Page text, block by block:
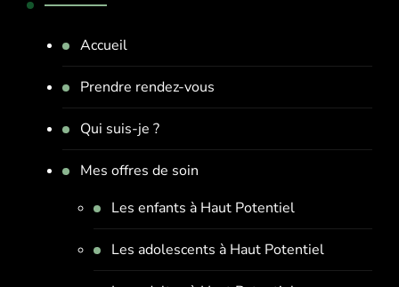
Accueil
Prendre rendez-vous
Qui suis-je ?
Mes offres de soin
Les enfants à Haut Potentiel
Les adolescents à Haut Potentiel